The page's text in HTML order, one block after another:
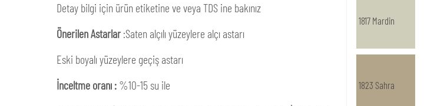
Detay bilgi için ürün etiketine ve veya TDS ine bakınız
Önerilen Astarlar :Saten alçılı yüzeylere alçı astarı
Eski boyalı yüzeylere geçiş astarı
İnceltme oranı :%10-15 su ile
1817 Mardin
1823 Sahra